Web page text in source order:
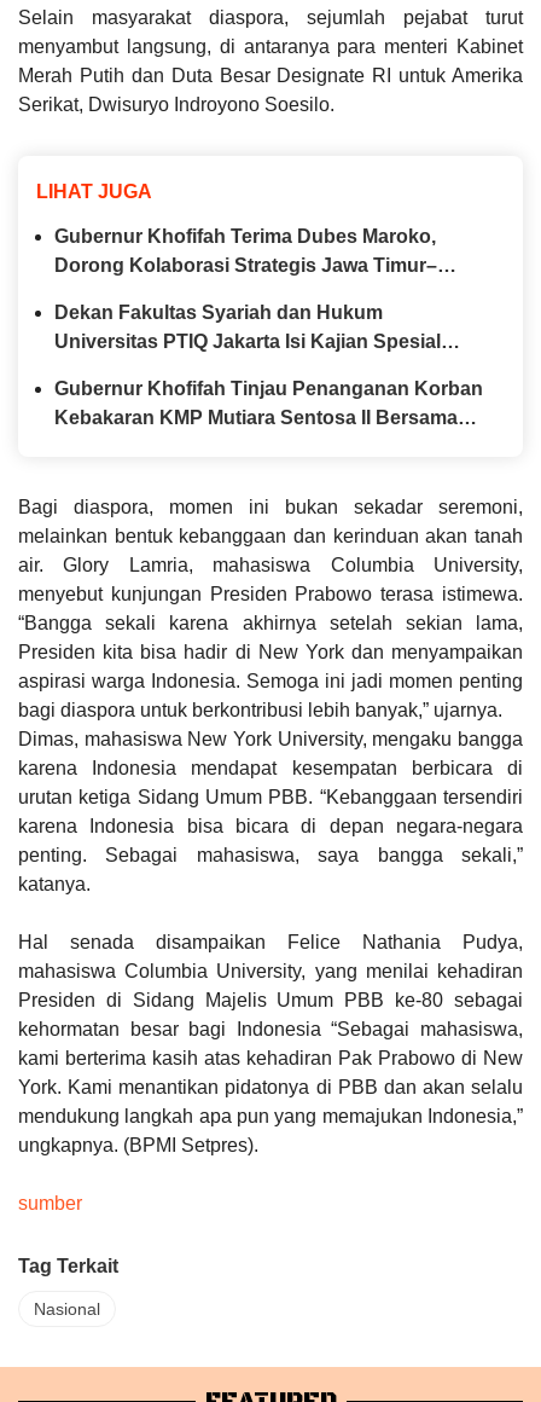
Selain masyarakat diaspora, sejumlah pejabat turut
menyambut langsung, di antaranya para menteri Kabinet
Merah Putih dan Duta Besar Designate RI untuk Amerika
Serikat, Dwisuryo Indroyono Soesilo.
LIHAT JUGA
Gubernur Khofifah Terima Dubes Maroko,
Dorong Kolaborasi Strategis Jawa Timur–
Dekan Fakultas Syariah dan Hukum
Universitas PTIQ Jakarta Isi Kajian Spesial
Gubernur Khofifah Tinjau Penanganan Korban
Kebakaran KMP Mutiara Sentosa II Bersama
Bagi diaspora, momen ini bukan sekadar seremoni,
melainkan bentuk kebanggaan dan kerinduan akan tanah
air. Glory Lamria, mahasiswa Columbia University,
menyebut kunjungan Presiden Prabowo terasa istimewa.
“Bangga sekali karena akhirnya setelah sekian lama,
Presiden kita bisa hadir di New York dan menyampaikan
aspirasi warga Indonesia. Semoga ini jadi momen penting
bagi diaspora untuk berkontribusi lebih banyak,” ujarnya.
Dimas, mahasiswa New York University, mengaku bangga
karena Indonesia mendapat kesempatan berbicara di
urutan ketiga Sidang Umum PBB. “Kebanggaan tersendiri
karena Indonesia bisa bicara di depan negara-negara
penting. Sebagai mahasiswa, saya bangga sekali,”
katanya.
Hal senada disampaikan Felice Nathania Pudya,
mahasiswa Columbia University, yang menilai kehadiran
Presiden di Sidang Majelis Umum PBB ke-80 sebagai
kehormatan besar bagi Indonesia “Sebagai mahasiswa,
kami berterima kasih atas kehadiran Pak Prabowo di New
York. Kami menantikan pidatonya di PBB dan akan selalu
mendukung langkah apa pun yang memajukan Indonesia,”
ungkapnya. (BPMI Setpres).
sumber
Tag Terkait
Nasional